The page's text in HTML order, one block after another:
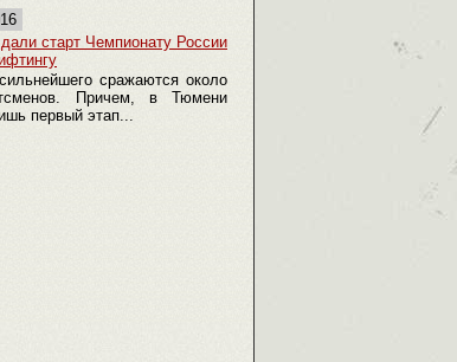
старт Чемпионату России
сражаются около
Причем, в Тюмени
первый этап...